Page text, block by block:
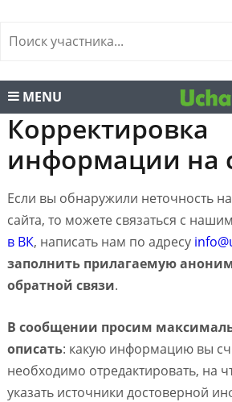
MENU
Корректировка
информации на
Если вы обнаружили неточность
сайта, то можете связаться с нашим
в ВК, написать нам по адресу
заполнить прилагаемую
обратной связи.
В сообщении просим
описать: какую информацию вы
необходимо отредактировать, на
указать источники достоверной